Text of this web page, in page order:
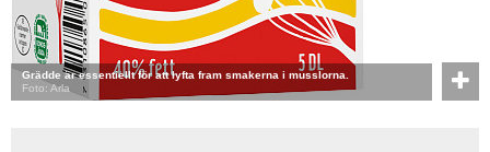
Grädde är essentiellt för att lyfta fram smakerna i musslorna.
Foto: Arla